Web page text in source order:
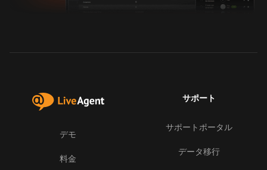
デモ
料金
サポート
サポートポータル
データ移行